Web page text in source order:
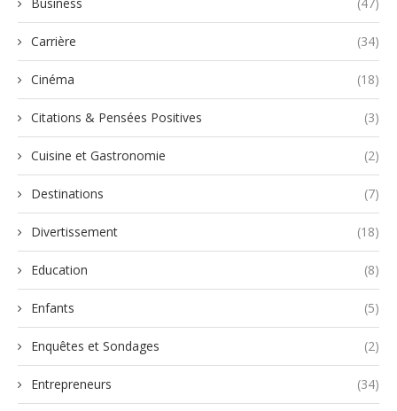
Carrière (34)
Cinéma (18)
Citations & Pensées Positives (3)
Cuisine et Gastronomie (2)
Destinations (7)
Divertissement (18)
Education (8)
Enfants (5)
Enquêtes et Sondages (2)
Entrepreneurs (34)